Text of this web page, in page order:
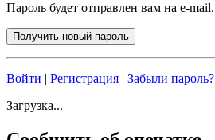
Пароль будет отправлен вам на e-mail.
Войти Регистрация
Забыли пароль?
Загрузка...